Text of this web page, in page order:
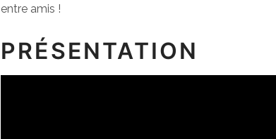
entre amis !
PRÉSENTATION